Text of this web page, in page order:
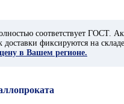
соответствует ГОСТ.
доставки фиксируются на
в Вашем регионе.